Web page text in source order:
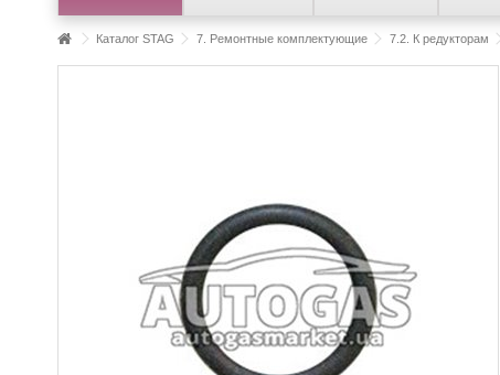
Каталог STAG 7. Ремонтные комплектующие 7.2. К редукторам